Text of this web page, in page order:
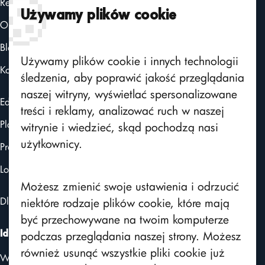
Używamy plików cookie
Używamy plików cookie i innych technologii
śledzenia, aby poprawić jakość przeglądania
naszej witryny, wyświetlać spersonalizowane
treści i reklamy, analizować ruch w naszej
witrynie i wiedzieć, skąd pochodzą nasi
użytkownicy.
Możesz zmienić swoje ustawienia i odrzucić
niektóre rodzaje plików cookie, które mają
być przechowywane na twoim komputerze
podczas przeglądania naszej strony. Możesz
również usunąć wszystkie pliki cookie już
Certyfikaty
Aktualności
Powiadomienia
Użytkownicy
ChatGPT
FAQ
SMS API
Szkolenia e-learning
Katalog linków
Import materiałów szkoleniowych
O nas
Blog
Kontakt
Edito CMS
Platforma intranetowa
Programy lojalnościowe
Logito - obieg dokumentów
Dla kontrahentów i branży produkcyjnej
Ideo Sp. z o.o.
Warszawa